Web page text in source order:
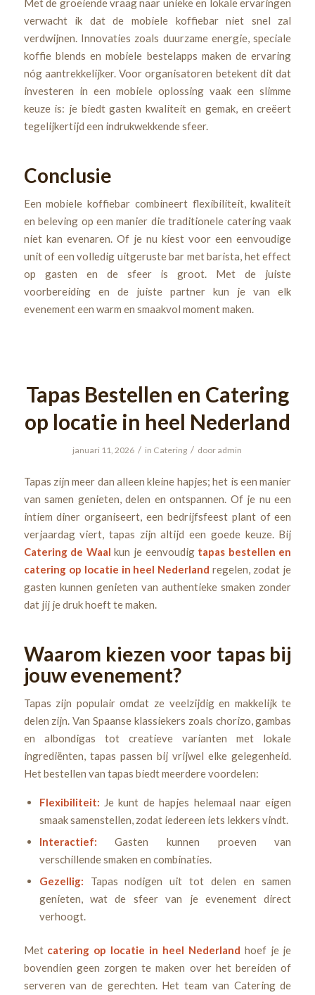
Met de groeiende vraag naar unieke en lokale ervaringen
verwacht ik dat de mobiele koffiebar niet snel zal
verdwijnen. Innovaties zoals duurzame energie, speciale
koffie blends en mobiele bestelapps maken de ervaring
nóg aantrekkelijker. Voor organisatoren betekent dit dat
investeren in een mobiele oplossing vaak een slimme
keuze is: je biedt gasten kwaliteit en gemak, en creëert
tegelijkertijd een indrukwekkende sfeer.
Conclusie
Een mobiele koffiebar combineert flexibiliteit, kwaliteit
en beleving op een manier die traditionele catering vaak
niet kan evenaren. Of je nu kiest voor een eenvoudige
unit of een volledig uitgeruste bar met barista, het effect
op gasten en de sfeer is groot. Met de juiste
voorbereiding en de juiste partner kun je van elk
evenement een warm en smaakvol moment maken.
Tapas Bestellen en Catering
op locatie in heel Nederland
januari 11, 2026 / in Catering / door admin
Tapas zijn meer dan alleen kleine hapjes; het is een manier
van samen genieten, delen en ontspannen. Of je nu een
intiem diner organiseert, een bedrijfsfeest plant of een
verjaardag viert, tapas zijn altijd een goede keuze. Bij
Catering de Waal kun je eenvoudig tapas bestellen en
catering op locatie in heel Nederland regelen, zodat je
gasten kunnen genieten van authentieke smaken zonder
dat jij je druk hoeft te maken.
Waarom kiezen voor tapas bij
jouw evenement?
Tapas zijn populair omdat ze veelzijdig en makkelijk te
delen zijn. Van Spaanse klassiekers zoals chorizo, gambas
en albondigas tot creatieve varianten met lokale
ingrediënten, tapas passen bij vrijwel elke gelegenheid.
Het bestellen van tapas biedt meerdere voordelen:
Flexibiliteit: Je kunt de hapjes helemaal naar eigen
smaak samenstellen, zodat iedereen iets lekkers vindt.
Interactief: Gasten kunnen proeven van
verschillende smaken en combinaties.
Gezellig: Tapas nodigen uit tot delen en samen
genieten, wat de sfeer van je evenement direct
verhoogt.
Met catering op locatie in heel Nederland hoef je je
bovendien geen zorgen te maken over het bereiden of
serveren van de gerechten. Het team van Catering de